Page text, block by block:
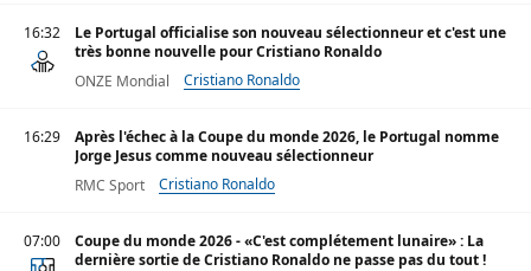
16:32
Le Portugal officialise son nouveau sélectionneur et c'est une
très bonne nouvelle pour Cristiano Ronaldo
ONZE Mondial
Cristiano Ronaldo
16:29
Après l'échec à la Coupe du monde 2026, le Portugal nomme
Jorge Jesus comme nouveau sélectionneur
RMC Sport
Cristiano Ronaldo
07:00
Coupe du monde 2026 - «C'est complétement lunaire» : La
dernière sortie de Cristiano Ronaldo ne passe pas du tout !